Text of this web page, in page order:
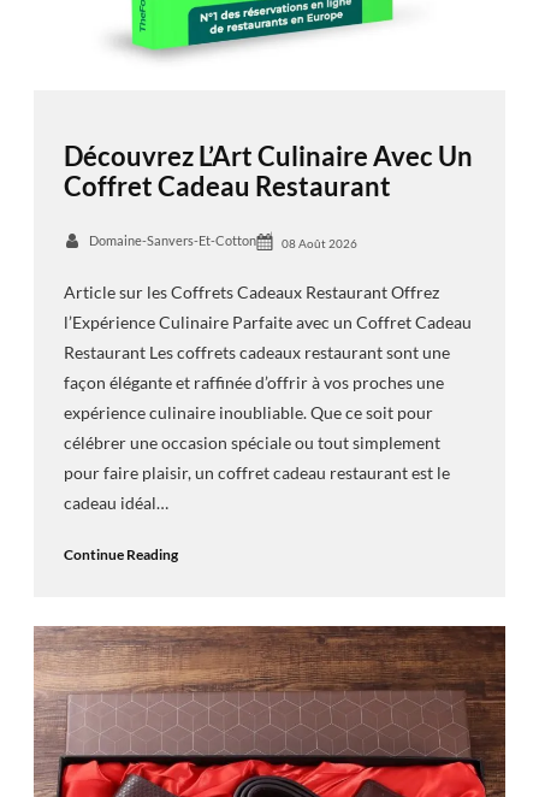
Découvrez L’Art Culinaire Avec Un
Coffret Cadeau Restaurant
Domaine-Sanvers-Et-Cotton 08 Août 2026
Article sur les Coffrets Cadeaux Restaurant Offrez
l’Expérience Culinaire Parfaite avec un Coffret Cadeau
Restaurant Les coffrets cadeaux restaurant sont une
façon élégante et raffinée d’offrir à vos proches une
expérience culinaire inoubliable. Que ce soit pour
célébrer une occasion spéciale ou tout simplement
pour faire plaisir, un coffret cadeau restaurant est le
cadeau idéal…
Continue Reading